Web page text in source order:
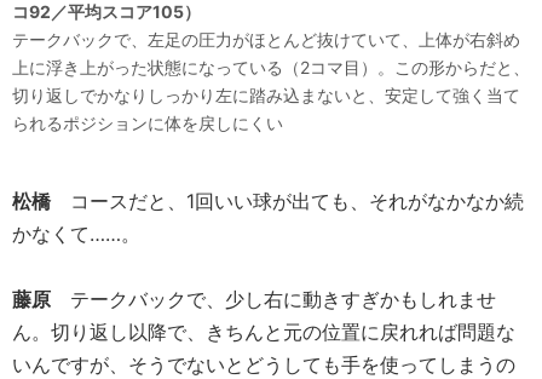
コ92／平均スコア105）
テークバックで、左足の圧力がほとんど抜けていて、上体が右斜め
上に浮き上がった状態になっている（2コマ目）。この形からだと、
切り返しでかなりしっかり左に踏み込まないと、安定して強く当て
られるポジションに体を戻しにくい
松橋コースだと、1回いい球が出ても、それがなかなか続
かなくて……。
藤原 テークバックで、少し右に動きすぎかもしれませ
ん。切り返し以降で、きちんと元の位置に戻れれば問題な
いんですが、そうでないとどうしても手を使ってしまうの